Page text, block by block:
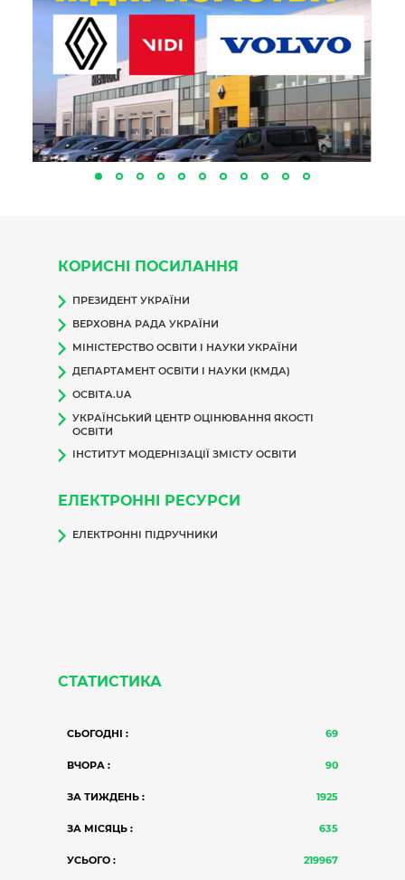
КОРИСНІ ПОСИЛАННЯ
ПРЕЗИДЕНТ УКРАЇНИ
ВЕРХОВНА РАДА УКРАЇНИ
МІНІСТЕРСТВО ОСВІТИ І НАУКИ УКРАЇНИ
ДЕПАРТАМЕНТ ОСВІТИ І НАУКИ (КМДА)
ОСВІТА.UA
УКРАЇНСЬКИЙ ЦЕНТР ОЦІНЮВАННЯ ЯКОСТІ
ОСВІТИ
ІНСТИТУТ МОДЕРНІЗАЦІЇ ЗМІСТУ ОСВІТИ
ЕЛЕКТРОННІ РЕСУРСИ
ЕЛЕКТРОННІ ПІДРУЧНИКИ
СТАТИСТИКА
СЬОГОДНІ : 69
ВЧОРА : 90
ЗА ТИЖДЕНЬ : 1925
ЗА МІСЯЦЬ : 635
УСЬОГО : 219967